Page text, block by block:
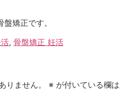
矯正です。
, 骨盤矯正 妊活
りません。 ※ が付いている欄